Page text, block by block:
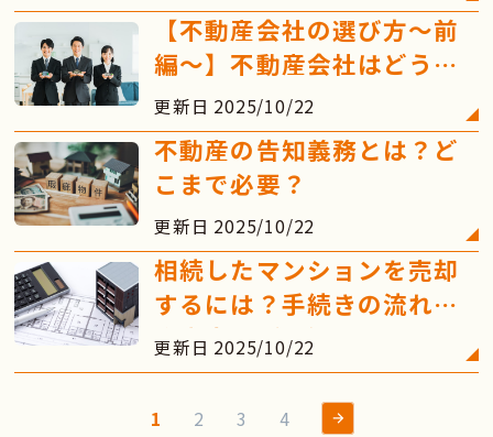
【不動産会社の選び方～前
編～】不動産会社はどう選
ぶ？
更新日 2025/10/22
不動産の告知義務とは？ど
こまで必要？
更新日 2025/10/22
相続したマンションを売却
するには？手続きの流れや
注意点なども解説
更新日 2025/10/22
1 2 3 4 »